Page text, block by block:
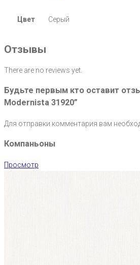
Цвет Серый
Отзывы
There are no reviews yet.
Будьте первым кто оставит
Modernista 31920”
Для отправки комментария вам
Компаньоны
Просмотр